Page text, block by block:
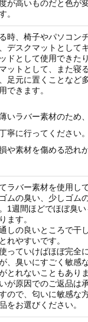
が高いものだと色が
。
時、椅子やパソコン
デスクマットとして
ドとして使用できた
ットとして、また寝
足元に置くことなど
できます。
いラバー素材のため
寧に行ってください
や素材を傷める恐れ
ラバー素材を使用し
ムの臭い、少しゴム
1週間ほどでほぼ臭い
ます。
しの良いところで干
れやすいです。
っていけばほぼ完全
、臭いにすごく敏感
とれないこともありま
が原因でのご返品は
ので、匂いに敏感な
をお選びください。